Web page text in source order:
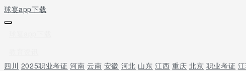
球宴app下载
四川 2025职业考证 河南 云南 安徽 河北 山东 江西 重庆 北京 职业考证